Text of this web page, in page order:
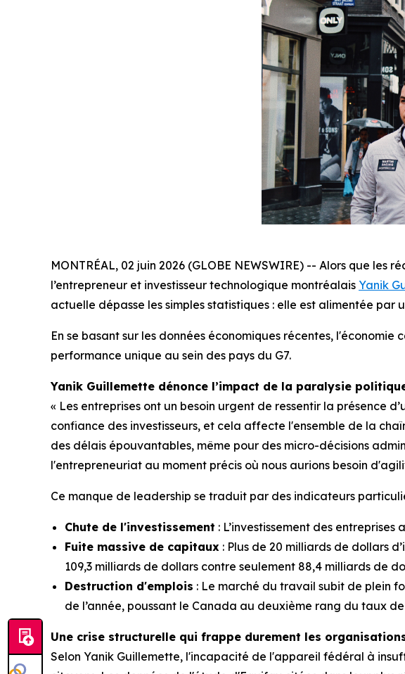
MONTRÉAL, 02 juin 2026 (GLOBE NEWSWIRE) -- Alors que
l’entrepreneur et investisseur technologique montréalais Yanik
actuelle dépasse les simples statistiques : elle est alimentée
En se basant sur les données économiques récentes,
performance unique au sein des pays du G7.
Yanik Guillemette dénonce l’impact de la paralysie
« Les entreprises ont un besoin urgent de ressentir la présence
confiance des investisseurs, et cela affecte l'ensemble de la
des délais épouvantables, même pour des micro-décisions
l'entrepreneuriat au moment précis où nous aurions besoin
Ce manque de leadership se traduit par des indicateurs
Chute de l'investissement : L’investissement des
Fuite massive de capitaux : Plus de 20 milliards de dollars
109,3 milliards de dollars contre seulement 88,4 milliards de
Destruction d'emplois : Le marché du travail subit de plein
de l’année, poussant le Canada au deuxième rang du taux
Une crise structurelle qui frappe durement les
Selon Yanik Guillemette, l'incapacité de l'appareil fédéral à